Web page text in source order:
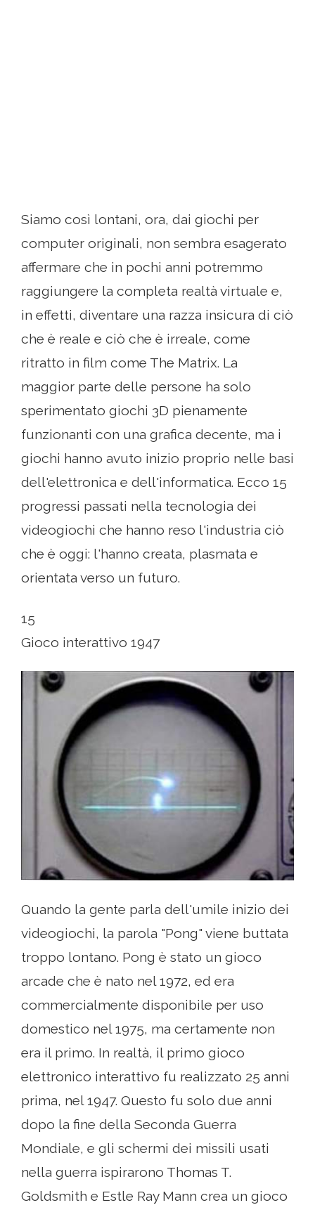
Siamo così lontani, ora, dai giochi per
computer originali, non sembra esagerato
affermare che in pochi anni potremmo
raggiungere la completa realtà virtuale e,
in effetti, diventare una razza insicura di ciò
che è reale e ciò che è irreale, come
ritratto in film come The Matrix. La
maggior parte delle persone ha solo
sperimentato giochi 3D pienamente
funzionanti con una grafica decente, ma i
giochi hanno avuto inizio proprio nelle basi
dell'elettronica e dell'informatica. Ecco 15
progressi passati nella tecnologia dei
videogiochi che hanno reso l'industria ciò
che è oggi: l'hanno creata, plasmata e
orientata verso un futuro.
15
Gioco interattivo 1947
Quando la gente parla dell'umile inizio dei
videogiochi, la parola "Pong" viene buttata
troppo lontano. Pong è stato un gioco
arcade che è nato nel 1972, ed era
commercialmente disponibile per uso
domestico nel 1975, ma certamente non
era il primo. In realtà, il primo gioco
elettronico interattivo fu realizzato 25 anni
prima, nel 1947. Questo fu solo due anni
dopo la fine della Seconda Guerra
Mondiale, e gli schermi dei missili usati
nella guerra ispirarono Thomas T.
Goldsmith e Estle Ray Mann crea un gioco